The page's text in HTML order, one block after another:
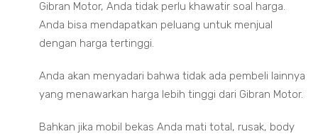
Gibran Motor, Anda tidak perlu khawatir soal harga.
Anda bisa mendapatkan peluang untuk menjual
dengan harga tertinggi.
Anda akan menyadari bahwa tidak ada pembeli lainnya
yang menawarkan harga lebih tinggi dari Gibran Motor.
Bahkan jika mobil bekas Anda mati total, rusak, body